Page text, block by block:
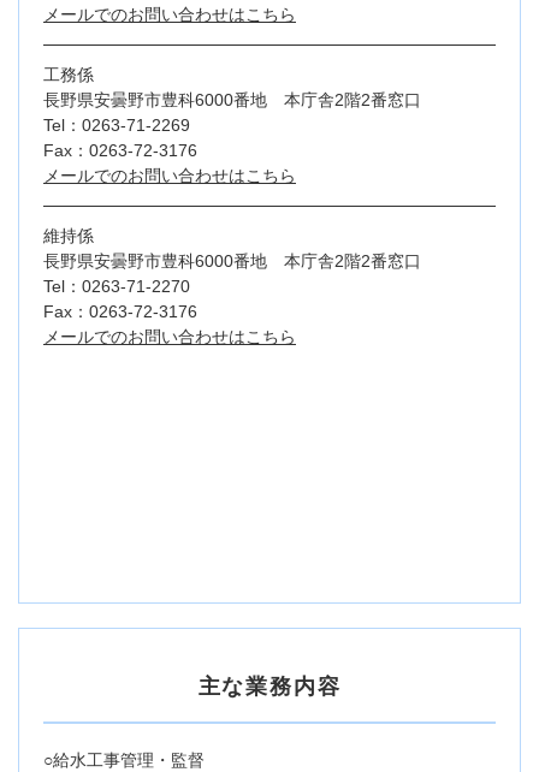
メールでのお問い合わせはこちら
工務係
長野県安曇野市豊科6000番地 本庁舎2階2番窓口
Tel：0263-71-2269
Fax：0263-72-3176
メールでのお問い合わせはこちら
維持係
長野県安曇野市豊科6000番地 本庁舎2階2番窓口
Tel：0263-71-2270
Fax：0263-72-3176
メールでのお問い合わせはこちら
主な業務内容
○給水工事管理・監督